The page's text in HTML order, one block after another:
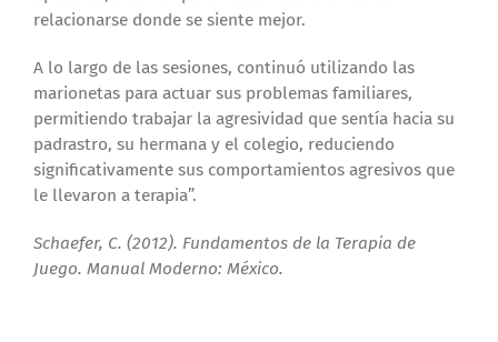
relacionarse donde se siente mejor.
A lo largo de las sesiones, continuó utilizando las
marionetas para actuar sus problemas familiares,
permitiendo trabajar la agresividad que sentía hacia su
padrastro, su hermana y el colegio, reduciendo
significativamente sus comportamientos agresivos que
le llevaron a terapia”.
Schaefer, C. (2012). Fundamentos de la Terapia de
Juego. Manual Moderno: México.